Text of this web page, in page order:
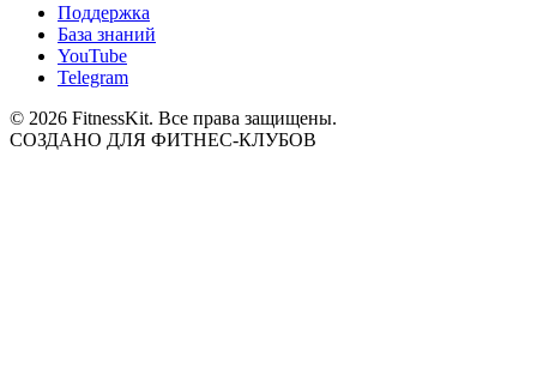
Поддержка
База знаний
YouTube
Telegram
© 2026 FitnessKit. Все права защищены.
СОЗДАНО ДЛЯ ФИТНЕС-КЛУБОВ